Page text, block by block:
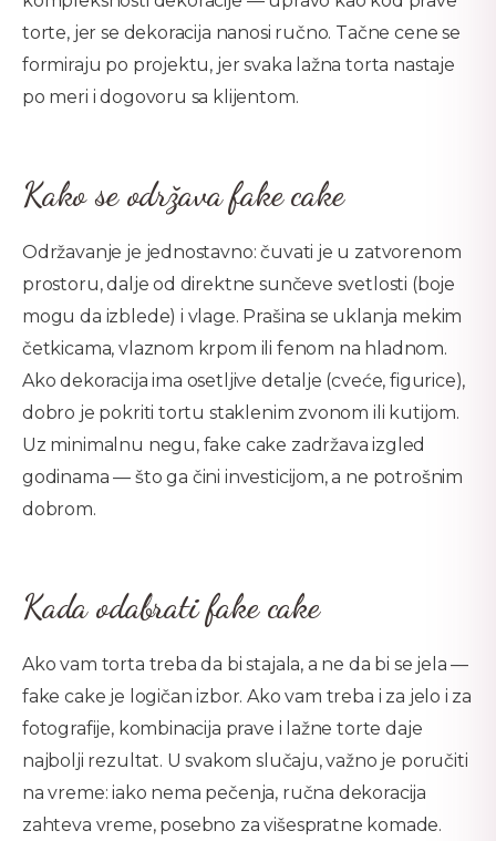
torte, jer se dekoracija nanosi ručno. Tačne cene se
formiraju po projektu, jer svaka lažna torta nastaje
po meri i dogovoru sa klijentom.
Kako se održava fake cake
Održavanje je jednostavno: čuvati je u zatvorenom
prostoru, dalje od direktne sunčeve svetlosti (boje
mogu da izblede) i vlage. Prašina se uklanja mekim
četkicama, vlaznom krpom ili fenom na hladnom.
Ako dekoracija ima osetljive detalje (cveće, figurice),
dobro je pokriti tortu staklenim zvonom ili kutijom.
Uz minimalnu negu, fake cake zadržava izgled
godinama — što ga čini investicijom, a ne potrošnim
dobrom.
Kada odabrati fake cake
Ako vam torta treba da bi stajala, a ne da bi se jela —
fake cake je logičan izbor. Ako vam treba i za jelo i za
fotografije, kombinacija prave i lažne torte daje
najbolji rezultat. U svakom slučaju, važno je poručiti
na vreme: iako nema pečenja, ručna dekoracija
zahteva vreme, posebno za višespratne komade.